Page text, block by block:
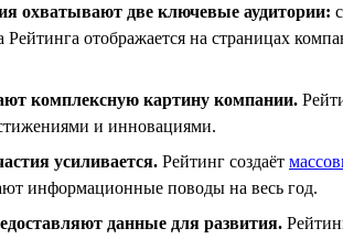
охватывают две ключевые аудитории:
Рейтинга отображается на страницах
комплексную картину компании.
и инновациями.
усиливается. Рейтинг создаёт
информационные поводы на весь год.
данные для развития.